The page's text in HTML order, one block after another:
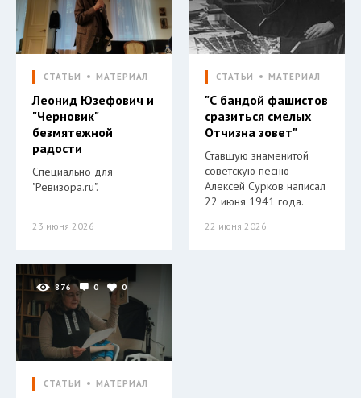
СТАТЬИ МАТЕРИАЛ
Леонид Юзефович и
"Черновик"
безмятежной
радости
Специально для
"Ревизора.ru".
23 июня 2026
СТАТЬИ МАТЕРИАЛ
"С бандой фашистов
сразиться смелых
Отчизна зовет"
Ставшую знаменитой
советскую песню
Алексей Сурков написал
22 июня 1941 года.
22 июня 2026
876 0 0
СТАТЬИ МАТЕРИАЛ